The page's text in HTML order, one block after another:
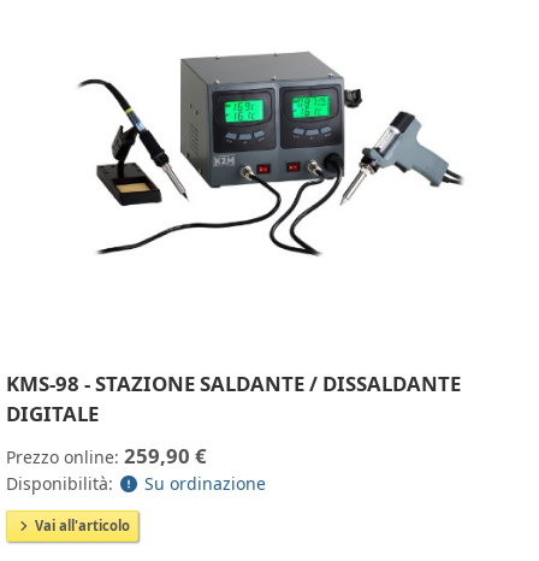
KMS-98 - STAZIONE SALDANTE / DISSALDANTE
DIGITALE
Prezzo online: 259,90 €
Disponibilità: Su ordinazione
Vai all'articolo